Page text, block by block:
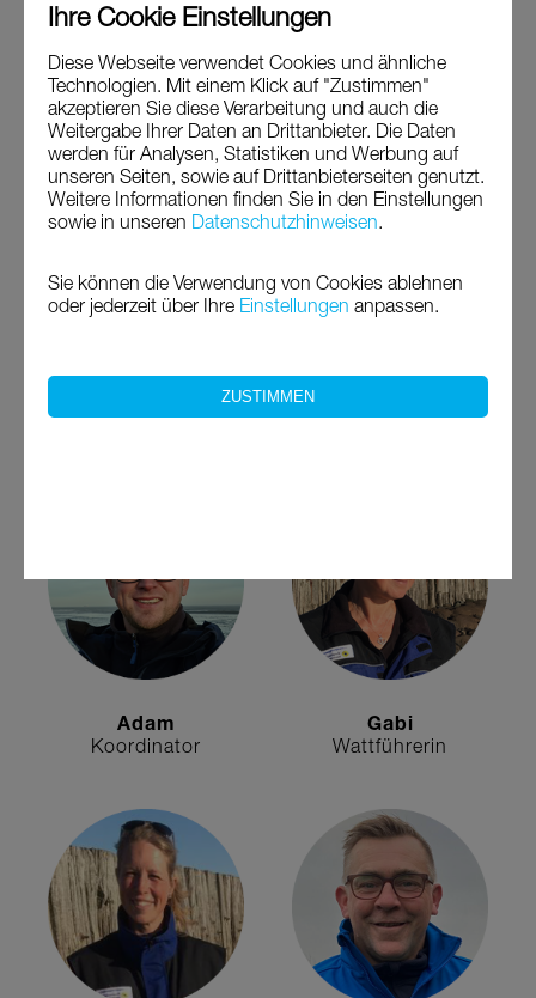
Unser Team
Alle Wattführer von Wunderwelt Watt sind staatlich
geprüft, zusätzlich ist unser Wattbetrieb von der
Nationalpark Verwaltung lizenziert.
Adam
Koordinator
Gabi
Wattführerin
Ihre Cookie Einstellungen
Diese Webseite verwendet Cookies und ähnliche
Technologien. Mit einem Klick auf "Zustimmen"
akzeptieren Sie diese Verarbeitung und auch die
Weitergabe Ihrer Daten an Drittanbieter. Die Daten
werden für Analysen, Statistiken und Werbung auf
unseren Seiten, sowie auf Drittanbieterseiten genutzt.
Weitere Informationen finden Sie in den Einstellungen
sowie in unseren Datenschutzhinweisen.
Sie können die Verwendung von Cookies ablehnen
oder jederzeit über Ihre Einstellungen anpassen.